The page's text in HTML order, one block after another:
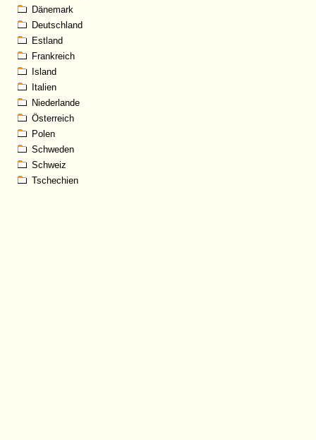
Dänemark
Deutschland
Estland
Frankreich
Island
Italien
Niederlande
Österreich
Polen
Schweden
Schweiz
Tschechien